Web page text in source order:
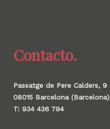
Contacto.
Passatge de Pere Calders, 9
08015 Barcelona (Barcelona)
T: 934 436 794